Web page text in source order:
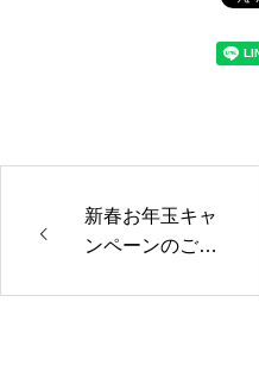
新春お年玉キャ
ンペーンのご紹